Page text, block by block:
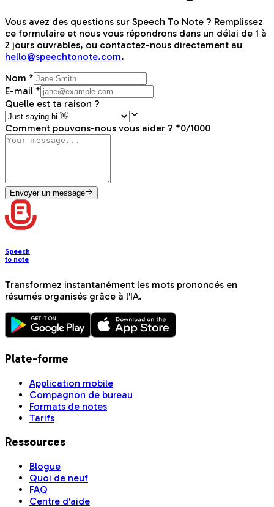
Vous avez des questions sur Speech To Note ? Remplissez
ce formulaire et nous vous répondrons dans un délai de 1 à
2 jours ouvrables, ou contactez-nous directement au
hello@speechtonote.com.
Nom *
E-mail *
Quelle est ta raison ?
Comment pouvons-nous vous aider ? *0/1000
Envoyer un message
Speech
to note
Transformez instantanément les mots prononcés en
résumés organisés grâce à l'IA.
Plate-forme
Application mobile
Compagnon de bureau
Formats de notes
Tarifs
Ressources
Blogue
Quoi de neuf
FAQ
Centre d'aide